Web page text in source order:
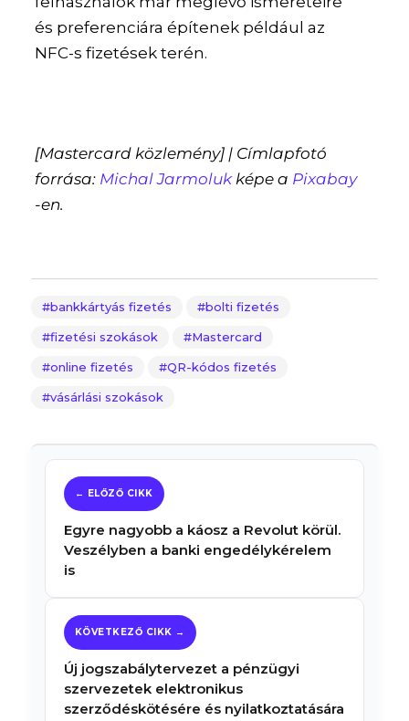
és preferenciára építenek például az
NFC-s fizetések terén.
[Mastercard közlemény] | Címlapfotó
forrása: Michal Jarmolukképe a Pixabay
-en.
bankkártyás fizetés bolti fizetés
fizetési szokások Mastercard
online fizetés QR-kódos fizetés
vásárlási szokások
Egyre nagyobb a káosz a Revolut körül.
Veszélyben a banki engedélykérelem
is
Új jogszabálytervezet a pénzügyi
szervezetek elektronikus
szerződéskötésére és nyilatkoztatására